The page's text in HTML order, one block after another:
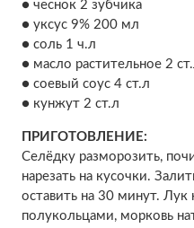
● чеснок 2 зубчика
● уксус 9% 200 мл
● соль 1 ч.л
● масло растительное 2
● соевый соус 4 ст.л
● кунжут 2 ст.л
ПРИГОТОВЛЕНИЕ:
Селёдку разморозить,
нарезать на кусочки.
оставить на 30 минут. Лук
полукольцами, морковь